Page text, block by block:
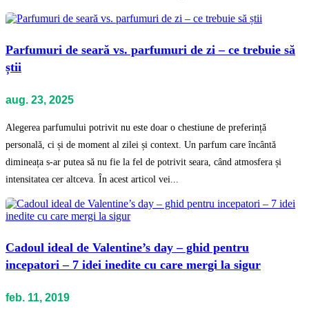
Parfumuri de seară vs. parfumuri de zi – ce trebuie să
știi
aug. 23, 2025
Alegerea parfumului potrivit nu este doar o chestiune de preferință
personală, ci și de moment al zilei și context. Un parfum care încântă
dimineața s-ar putea să nu fie la fel de potrivit seara, când atmosfera și
intensitatea cer altceva. În acest articol vei...
Cadoul ideal de Valentine’s day – ghid pentru
incepatori – 7 idei inedite cu care mergi la sigur
feb. 11, 2019